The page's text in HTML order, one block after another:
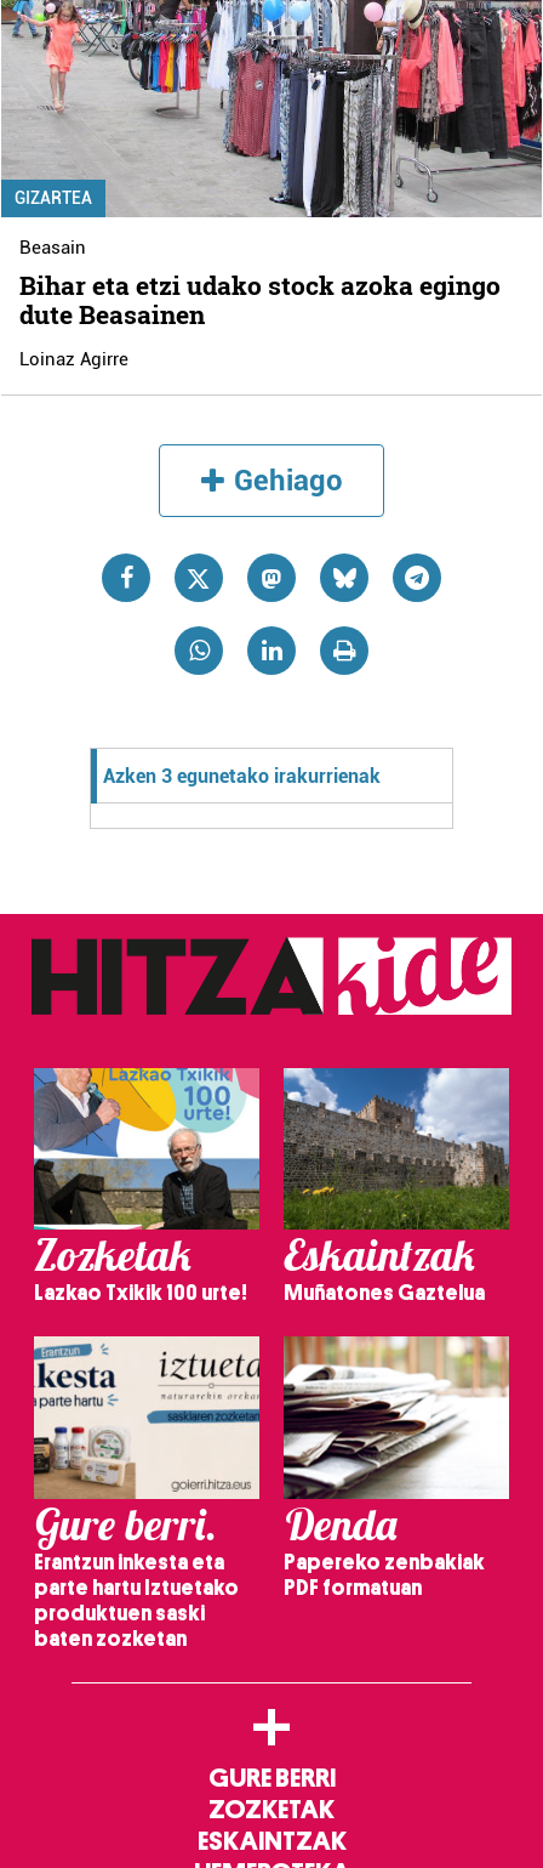
GIZARTEA
Beasain
Bihar eta etzi udako stock azoka egingo
dute Beasainen
Loinaz Agirre
Gehiago
Azken 3 egunetako irakurrienak
Zozketak
Lazkao Txikik 100 urte!
Eskaintzak
Muñatones Gaztelua
Gure berri.
Erantzun inkesta eta
parte hartu Iztuetako
produktuen saski
baten zozketan
Denda
Papereko zenbakiak
PDF formatuan
+
GURE BERRI
ZOZKETAK
ESKAINTZAK